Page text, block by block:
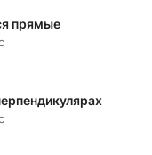
прямые